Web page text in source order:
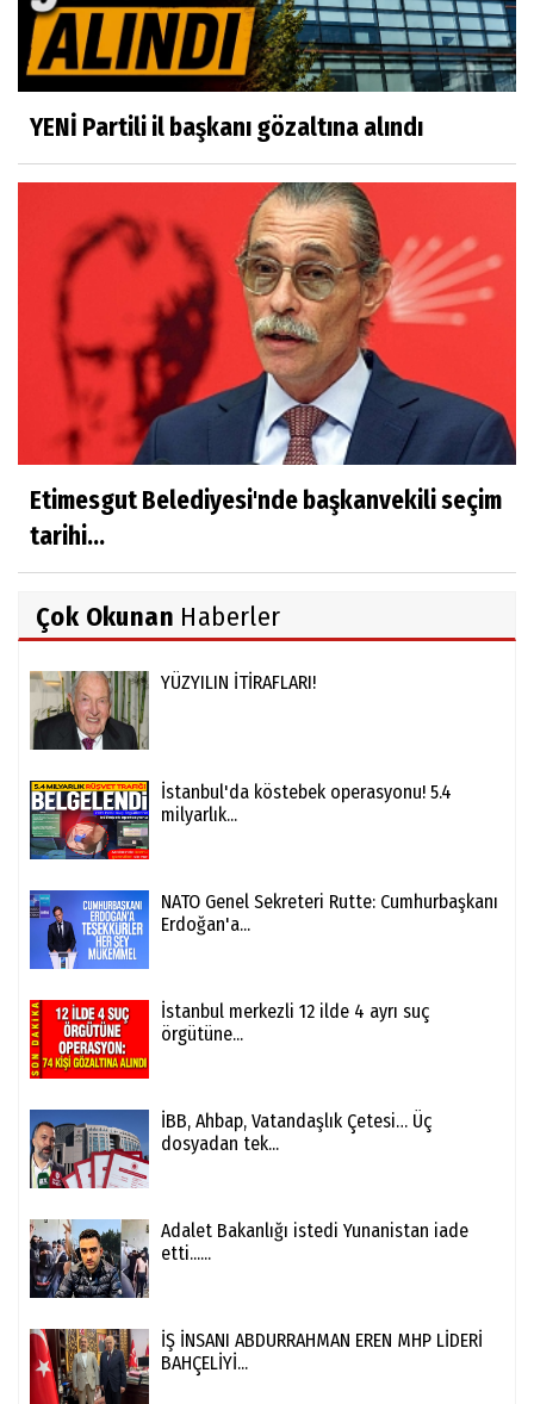
YENİ Partili il başkanı gözaltına alındı
Etimesgut Belediyesi'nde başkanvekili seçim
tarihi...
Çok Okunan Haberler
YÜZYILIN İTİRAFLARI!
İstanbul'da köstebek operasyonu! 5.4
milyarlık...
NATO Genel Sekreteri Rutte: Cumhurbaşkanı
Erdoğan'a...
İstanbul merkezli 12 ilde 4 ayrı suç
örgütüne...
İBB, Ahbap, Vatandaşlık Çetesi… Üç
dosyadan tek...
Adalet Bakanlığı istedi Yunanistan iade
etti......
İŞ İNSANI ABDURRAHMAN EREN MHP LİDERİ
BAHÇELİYİ...